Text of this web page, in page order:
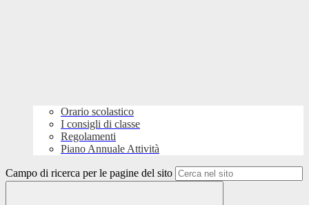
Orario scolastico
I consigli di classe
Regolamenti
Piano Annuale Attività
Campo di ricerca per le pagine del sito